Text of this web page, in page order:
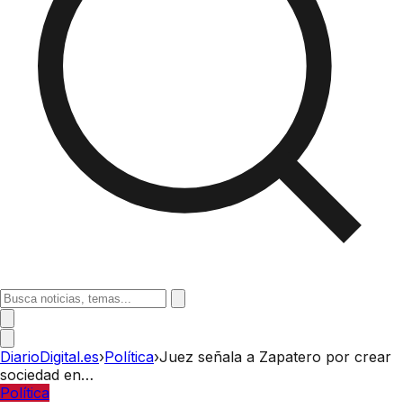
DiarioDigital.es›Política›Juez señala a Zapatero por crear
sociedad en…
Política